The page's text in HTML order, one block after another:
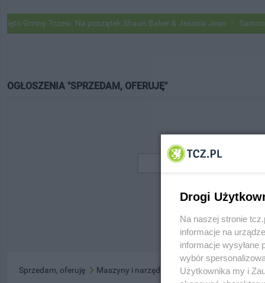
Gminy Tczew. Na początek Shaun Baker & Jessica Jean
OGŁOSZENIA "SPRZEDAM, OFERUJĘ"
Sprzedam, oferuję Maszyny i narzędzia
Drogi
Na naszej stronie
informacje na
informacje wysyłane
wybór
Użytkownika my i